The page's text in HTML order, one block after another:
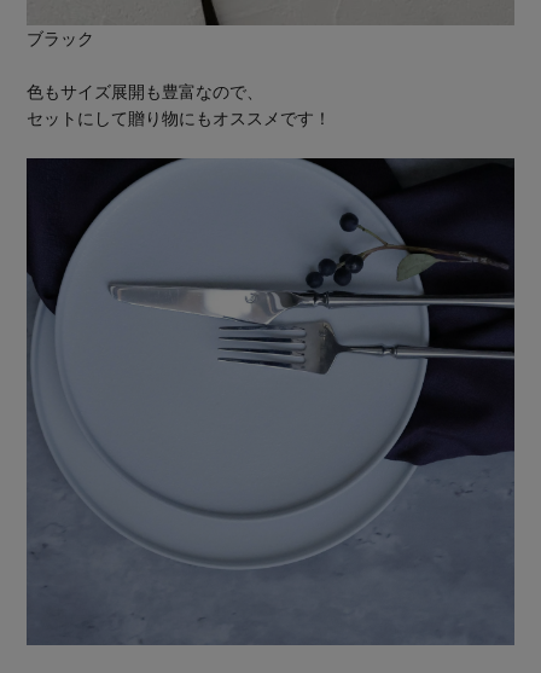
ブラック
色もサイズ展開も豊富なので、
セットにして贈り物にもオススメです！